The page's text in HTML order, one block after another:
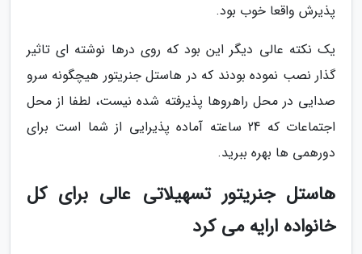
پذیرش واقعا خوب بود.
یک نکته عالی دیگر این بود که روی درها نوشته ای تاثیر
گذار نصب نموده بودند که در هاستل جنریتور هیچگونه سرو
صدایی در محل راهروها پذیرفته شده نیست، لطفا از محل
اجتماعات که 24 ساعته آماده پذیرایی از شما است برای
دورهمی ها بهره ببرید.
هاستل جنریتور تسهیلاتی عالی برای کل
خانواده ارایه می کرد